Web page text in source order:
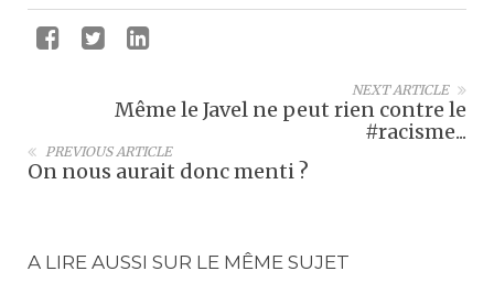
NEXT ARTICLE
Même le Javel ne peut rien contre le
#racisme...
PREVIOUS ARTICLE
On nous aurait donc menti ?
A LIRE AUSSI SUR LE MÊME SUJET